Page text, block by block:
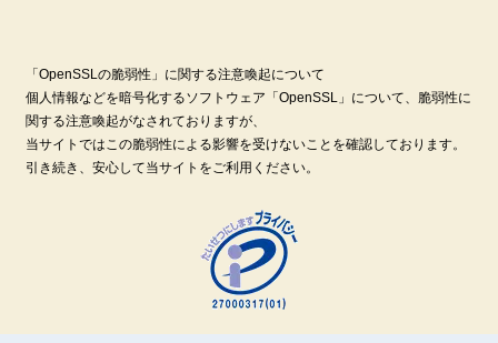
「OpenSSLの脆弱性」に関する注意喚起について
個人情報などを暗号化するソフトウェア「OpenSSL」について、脆弱性に
関する注意喚起がなされておりますが、
当サイトではこの脆弱性による影響を受けないことを確認しております。
引き続き、安心して当サイトをご利用ください。